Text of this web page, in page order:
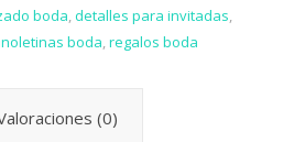
boda,detalles para invitadas,
boda,regalos boda
(0)